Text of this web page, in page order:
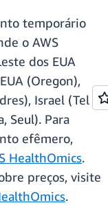
temporário
o AWS
dos EUA
(Oregon),
Israel (Tel
Seul). Para
efêmero,
HealthOmics.
preços, visite
.